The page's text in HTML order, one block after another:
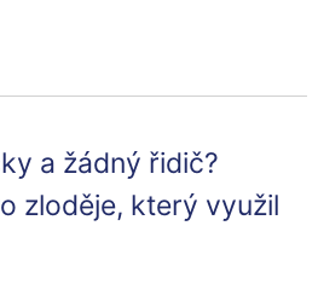
a žádný řidič?
zloděje, který využil